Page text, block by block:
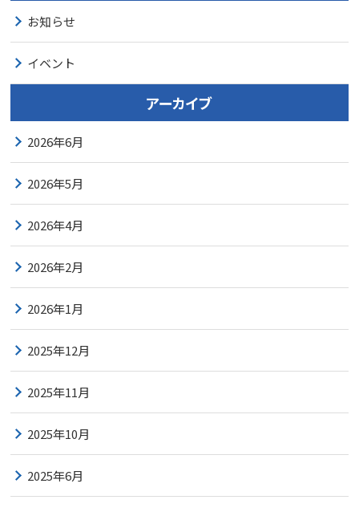
お知らせ
イベント
アーカイブ
2026年6月
2026年5月
2026年4月
2026年2月
2026年1月
2025年12月
2025年11月
2025年10月
2025年6月